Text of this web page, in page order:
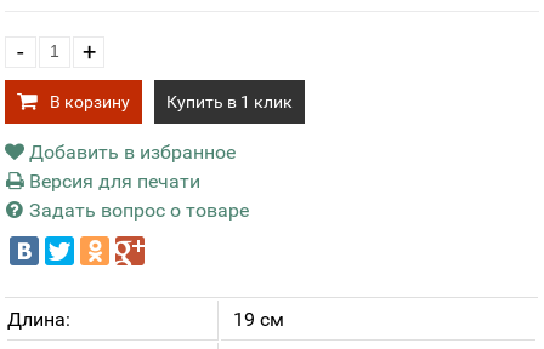
- +
В корзину Купить в 1 клик
Добавить в избранное
Версия для печати
Задать вопрос о товаре
Длина:
19 см